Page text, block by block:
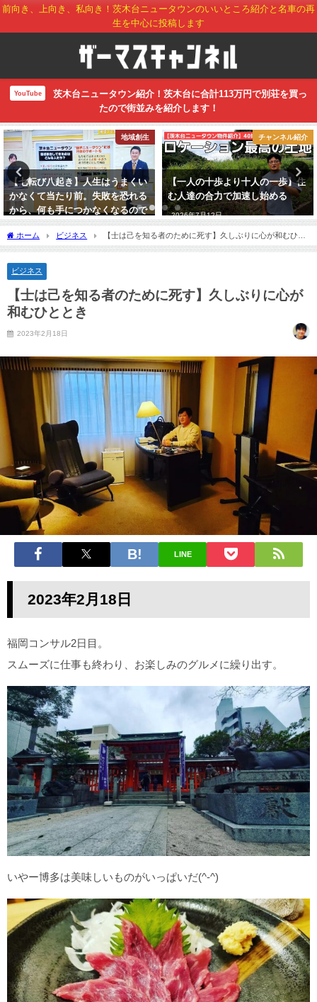
前向き、上向き、私向き！茨木台ニュータウンのいいところ紹介と名車の再
生を中心に投稿します
YouTube
茨木台ニュータウン紹介！茨木台に合計113万円で別荘を買っ
たので街並みを紹介します！
地域創生
【七転び八起き】人生はうまくい
かなくて当たり前。失敗を恐れる
から、何も手につかなくなるので
チャンネル紹介
【一人の十歩より十人の一歩】住
む人達の合力で加速し始める
2026年7月12日
ホーム ビジネス
【士は己を知る者のために死す】久しぶりに心が和むひと
とき
ビジネス
【士は己を知る者のために死す】久しぶりに心が
和むひととき
2023年2月18日
LINE
2023年2月18日
福岡コンサル2日目。
スムーズに仕事も終わり、お楽しみのグルメに繰り出す。
いやー博多は美味しいものがいっぱいだ(^-^)